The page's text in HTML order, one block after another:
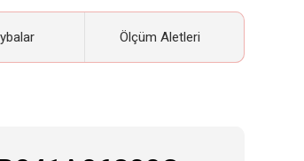
Ölçüm Aletleri